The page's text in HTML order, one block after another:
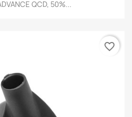
QCD, 50%...
favorite_border